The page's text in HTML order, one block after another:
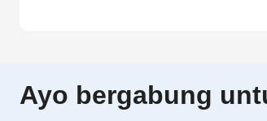
Ayo bergabung